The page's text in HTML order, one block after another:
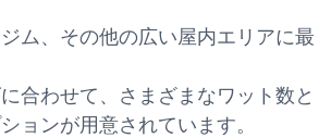
ム、その他の広い屋内エリアに最
合わせて、さまざまなワット数と
ョンが用意されています。